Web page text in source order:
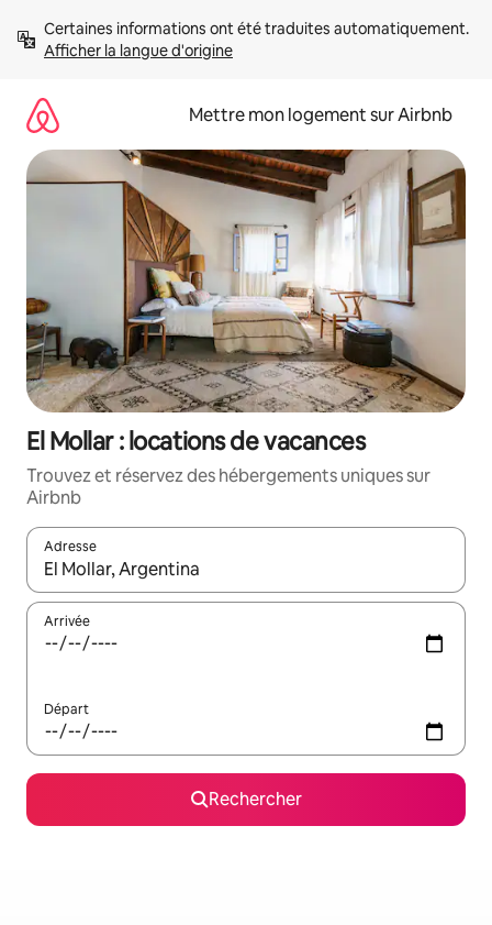
directement
Afficher la langue d'origine
Mettre mon logement sur Airbnb
El Mollar : locations de vacances
Trouvez et réservez des hébergements uniques sur
Airbnb
Adresse
Lorsque les résultats s'affichent, utilisez les flèches vers le
Arrivée
Départ
Rechercher